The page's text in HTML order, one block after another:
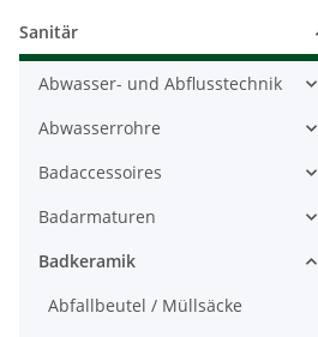
Sanitär
Abwasser- und Abflusstechnik
Abwasserrohre
Badaccessoires
Badarmaturen
Badkeramik
Abfallbeutel / Müllsäcke